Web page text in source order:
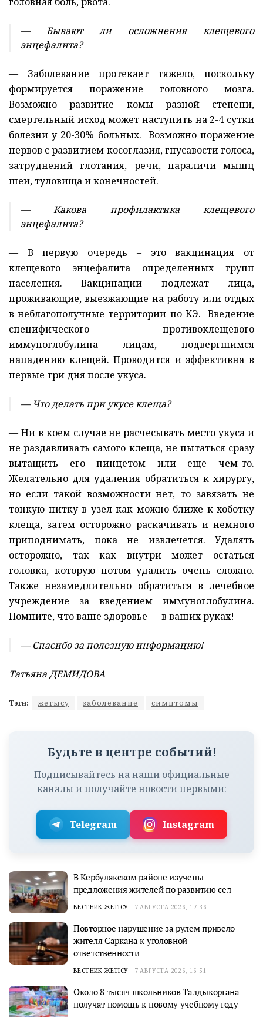
— Бывают ли осложнения клещевого
энцефалита?
— Заболевание протекает тяжело, поскольку
формируется поражение головного мозга.
Возможно развитие комы разной степени,
смертельный исход может наступить на 2-4 сутки
болезни у 20-30% больных. Возможно поражение
нервов с развитием косоглазия, гнусавости голоса,
затруднений глотания, речи, параличи мышц
шеи, туловища и конечностей.
— Какова профилактика клещевого
энцефалита?
— В первую очередь – это вакцинация от
клещевого энцефалита определенных групп
населения. Вакцинации подлежат лица,
проживающие,выезжающие на работу или отдых
в неблагополучные территории по КЭ. Введение
специфического противоклещевого
иммуноглобулина лицам, подвергшимся
нападению клещей. Проводится и эффективна в
первые три дня после укуса.
— Что делать при укусе клеща?
— Ни в коем случае не расчесывать место укуса и
не раздавливать самого клеща, не пытаться сразу
вытащить его пинцетом или еще чем-то.
Желательно для удаления обратиться к хирургу,
но если такой возможности нет, то завязать не
тонкую нитку в узел как можно ближе к хоботку
клеща, затем осторожно раскачивать и немного
приподнимать, пока не извлечется. Удалять
осторожно, так как внутри может остаться
головка, которую потом удалить очень сложно.
Также незамедлительно обратиться в лечебное
учреждение за введением иммуноглобулина.
Помните, что ваше здоровье — в ваших руках!
— Спасибо за полезную информацию!
Татьяна ДЕМИДОВА
Тэги: жетысу заболевание симптомы
Будьте в центре событий!
Подписывайтесь на наши официальные
каналы и получайте новости первыми:
Telegram Instagram
В Кербулакском районе изучены
предложения жителей по развитию сел
ВЕСТНИК ЖЕТІСУ 7 АВГУСТА 2026, 17:36
Повторное нарушение за рулем привело
жителя Саркана к уголовной
ответственности
ВЕСТНИК ЖЕТІСУ 7 АВГУСТА 2026, 16:51
Около 8 тысяч школьников Талдыкоргана
получат помощь к новому учебному году